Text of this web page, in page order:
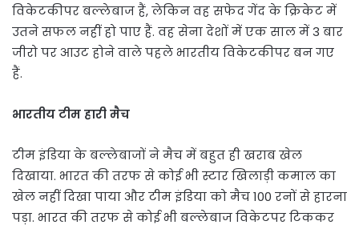
विकेटकीपर बल्लेबाज हैं, लेकिन वह सफेद गेंद के क्रिकेट में
उतने सफल नहीं हो पाए हैं. वह सेना देशों में एक साल में 3 बार
जीरो पर आउट होने वाले पहले भारतीय विकेटकीपर बन गए
हैं.
भारतीय टीम हारी मैच
टीम इंडिया के बल्लेबाजों ने मैच में बहुत ही खराब खेल
दिखाया. भारत की तरफ से कोई भी स्टार खिलाड़ी कमाल का
खेल नहीं दिखा पाया और टीम इंडिया को मैच 100 रनों से हारना
पड़ा. भारत की तरफ से कोई भी बल्लेबाज विकेटपर टिककर